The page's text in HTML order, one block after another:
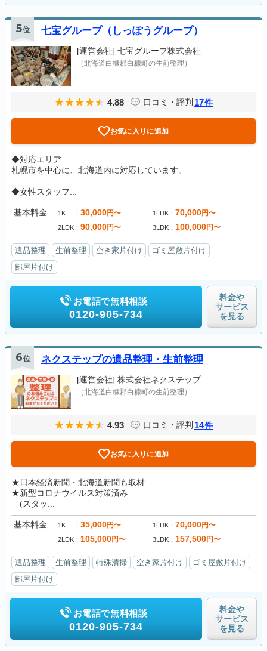
5位 七宝グループ（しっぽうグループ）
[運営会社] 七宝グループ株式会社
（北海道白糠郡白糠町の生前整理）
4.88 口コミ・評判 17件
お気に入りに追加
◆対応エリア
札幌市を中心に、北海道内に対応しています。
◆女性スタッフ...
基本料金 1K 30,000円〜 1LDK 70,000円〜
2LDK 90,000円〜 3LDK 100,000円〜
遺品整理 生前整理 空き家片付け
ゴミ屋敷片付け
部屋片付け
お電話で無料相談
0120-905-734
料金や
サービス
を見る
6位 ネクステップの遺品整理・生前整理
[運営会社] 株式会社ネクステップ
（北海道白糠郡白糠町の生前整理）
4.93 口コミ・評判 14件
お気に入りに追加
★日本経済新聞・北海道新聞も取材
★新型コロナウイルス対策済み
(スタッ...
基本料金 1K 35,000円〜 1LDK 70,000円〜
2LDK 105,000円〜 3LDK 157,500円〜
遺品整理 生前整理 特殊清掃 空き家片付け
ゴミ屋敷片付け
部屋片付け
お電話で無料相談
0120-905-734
料金や
サービス
を見る